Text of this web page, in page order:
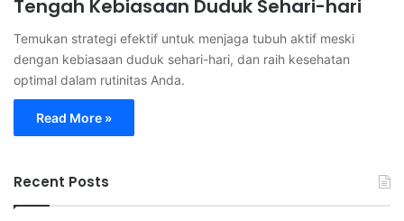
Tengah Kebiasaan Duduk Sehari-hari
Temukan strategi efektif untuk menjaga tubuh aktif meski
dengan kebiasaan duduk sehari-hari, dan raih kesehatan
optimal dalam rutinitas Anda.
Read More »
Recent Posts